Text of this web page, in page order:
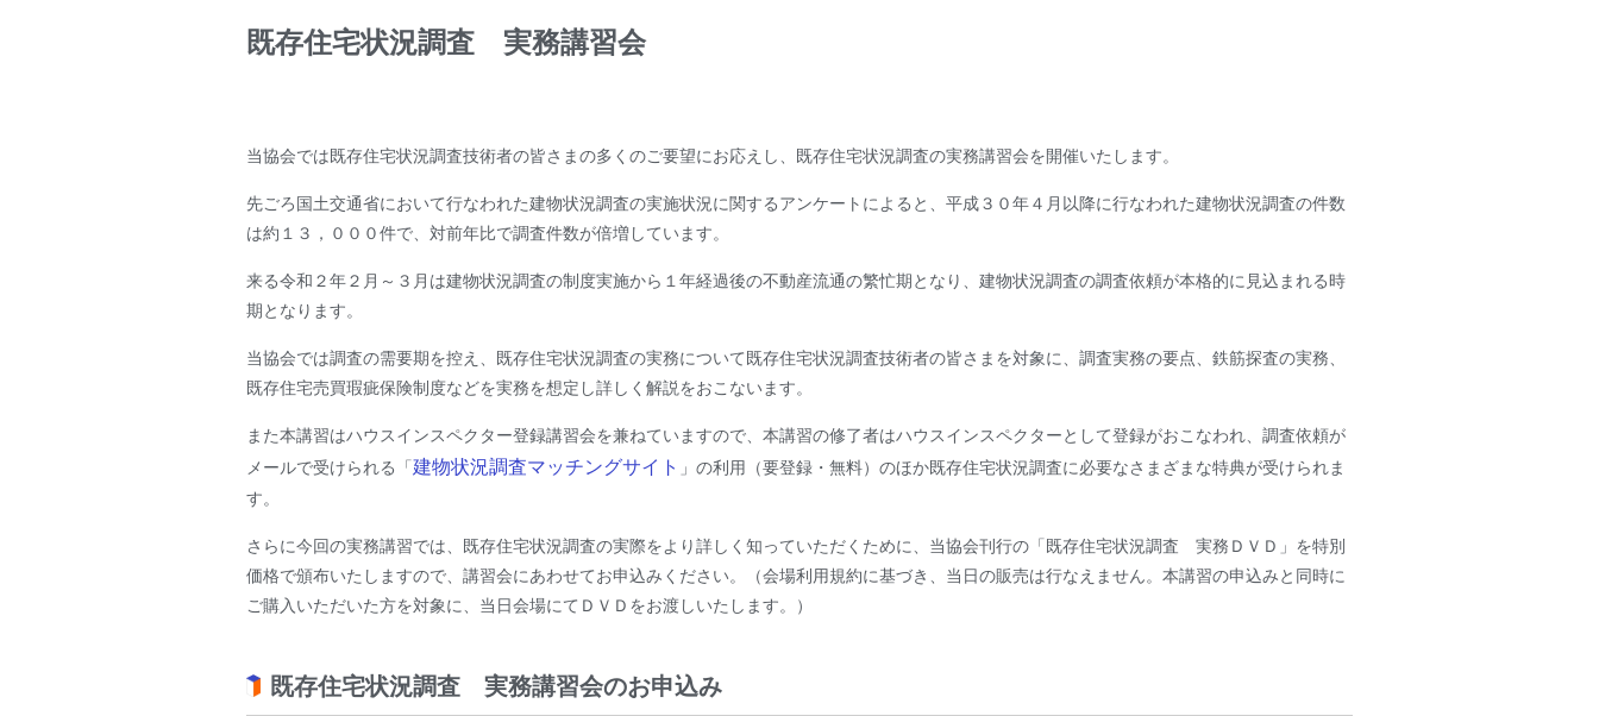
既存住宅状況調査 実務講習会
当協会では既存住宅状況調査技術者の皆さまの多くのご要望にお応えし、既存住宅状況調査の実務講習会を開催いたします。
先ごろ国土交通省において行なわれた建物状況調査の実施状況に関するアンケートによると、平成３０年４月以降に行なわれた建物状況調査の件数
は約１３，０００件で、対前年比で調査件数が倍増しています。
来る令和２年２月～３月は建物状況調査の制度実施から１年経過後の不動産流通の繁忙期となり、建物状況調査の調査依頼が本格的に見込まれる時
期となります。
当協会では調査の需要期を控え、既存住宅状況調査の実務について既存住宅状況調査技術者の皆さまを対象に、調査実務の要点、鉄筋探査の実務、
既存住宅売買瑕疵保険制度などを実務を想定し詳しく解説をおこないます。
また本講習はハウスインスペクター登録講習会を兼ねていますので、本講習の修了者はハウスインスペクターとして登録がおこなわれ、調査依頼が
メールで受けられる「 建物状況調査マッチングサイト 」の利用（要登録・無料）のほか既存住宅状況調査に必要なさまざまな特典が受けられま
す。
さらに今回の実務講習では、既存住宅状況調査の実際をより詳しく知っていただくために、当協会刊行の「既存住宅状況調査 実務ＤＶＤ」を特別
価格で頒布いたしますので、講習会にあわせてお申込みください。（会場利用規約に基づき、当日の販売は行なえません。本講習の申込みと同時に
ご購入いただいた方を対象に、当日会場にてＤＶＤをお渡しいたします。）
既存住宅状況調査 実務講習会のお申込み